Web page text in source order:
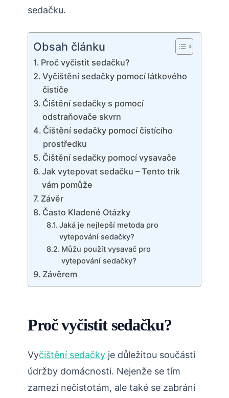
sedačku.
Obsah článku
Proč vyčistit sedačku?
Vyčištění sedačky pomocí látkového
čističe
Čištění sedačky s pomocí
odstraňovače skvrn
Čištění sedačky pomocí čistícího
prostředku
Čištění sedačky pomocí vysavače
Jak vytepovat sedačku – Tento trik
vám pomůže
Závěr
Často Kladené Otázky
Jaká je nejlepší metoda pro
vytepování sedačky?
Můžu použít vysavač pro
vytepování sedačky?
Závěrem
Proč vyčistit sedačku?
Vyčištění sedačky je důležitou součástí
údržby domácnosti. Nejenže se tím
zamezí nečistotám, ale také se zabrání